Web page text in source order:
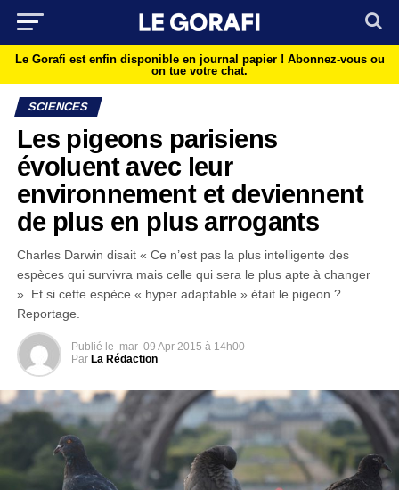
Le Gorafi est enfin disponible en journal papier ! Abonnez-vous ou
on tue votre chat.
SCIENCES
Les pigeons parisiens
évoluent avec leur
environnement et deviennent
de plus en plus arrogants
Charles Darwin disait « Ce n’est pas la plus intelligente des
espèces qui survivra mais celle qui sera le plus apte à changer
». Et si cette espèce « hyper adaptable » était le pigeon ?
Reportage.
Publié le mar 09 Apr 2015 à 14h00
Par La Rédaction